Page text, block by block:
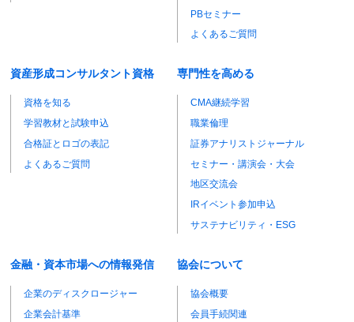
PBセミナー
よくあるご質問
資産形成コンサルタント資格
資格を知る
学習教材と試験申込
合格証とロゴの表記
よくあるご質問
専門性を高める
CMA継続学習
職業倫理
証券アナリストジャーナル
セミナー・講演会・大会
地区交流会
IRイベント参加申込
サステナビリティ・ESG
金融・資本市場への情報発信
企業のディスクロージャー
企業会計基準
協会について
協会概要
会員手続関連